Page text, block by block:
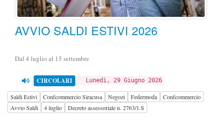
AVVIO SALDI ESTIVI 2026
Dal 4 luglio al 15 settembre
CIRCOLARI Lunedì, 29 Giugno 2026
Saldi Estivi Confcommercio Siracusa Negozi Federmoda
Confcommercio
Avvio Saldi
4 luglio Decreto assessoriale n. 2763/1.S